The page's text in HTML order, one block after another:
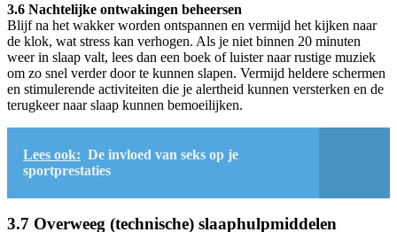
3.6 Nachtelijke ontwakingen beheersen
Blijf na het wakker worden ontspannen en vermijd het kijken naar
de klok, wat stress kan verhogen. Als je niet binnen 20 minuten
weer in slaap valt, lees dan een boek of luister naar rustige muziek
om zo snel verder door te kunnen slapen. Vermijd heldere schermen
en stimulerende activiteiten die je alertheid kunnen versterken en de
terugkeer naar slaap kunnen bemoeilijken.
Lees ook: De invloed van seks op je
sportprestaties
3.7 Overweeg (technische) slaaphulpmiddelen